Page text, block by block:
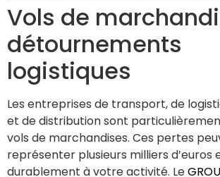
Vols de
détournements
logistiques
Les entreprises de transport, de
et de distribution sont
vols de marchandises. Ces pertes
représenter plusieurs milliers d’euros
durablement à votre activité. Le